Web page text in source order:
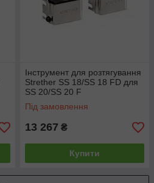
Інструмент для розтягування
Strether SS 18/SS 18 FD для
SS 20/SS 20 F
Під замовлення
13 267 ₴
Купити